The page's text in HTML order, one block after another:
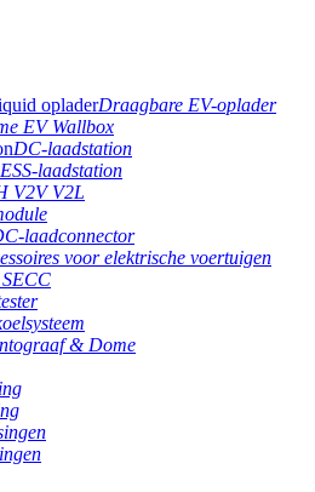
Draagbare EV-oplader
EV Wallbox
DC-laadstation
laadstation
V2V V2L
laadconnector
voor elektrische voertuigen
& Dome